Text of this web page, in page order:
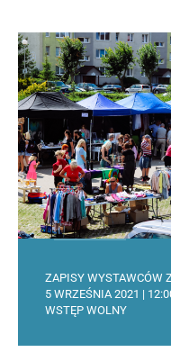
ZAPISY WYSTAWCÓW
5 WRZEŚNIA 2021 |
WSTĘP WOLNY